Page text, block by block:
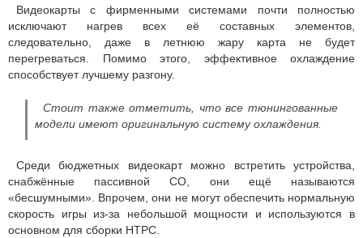
Видеокарты с фирменными системами почти полностью
исключают нагрев всех её составных элементов,
следовательно, даже в летнюю жару карта не будет
перегреваться. Помимо этого, эффективное охлаждение
способствует лучшему разгону.
Стоит также отметить, что все тюнингованные
модели имеют оригинальную систему охлаждения.
Среди бюджетных видеокарт можно встретить устройства,
снабжённые пассивной СО, они ещё называются
«бесшумными». Впрочем, они не могут обеспечить нормальную
скорость игры из-за небольшой мощности и используются в
основном для сборки HTPC.